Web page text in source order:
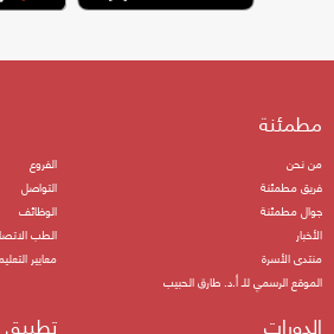
مطمئنة
من نحن
فريق مطمئنة
جوال مطمئنة
الأخبار
منتدى الأسرة
الموقع الرسمي للـ أ.د. طارق الحبيب
الفروع
التواصل
الوظائف
الطب
معايير
الدورات